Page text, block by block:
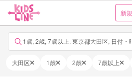
新
1歳, 2歳, 7歳以上, 東京都大田区, 日付・
大田区 1歳 2歳 7歳以上